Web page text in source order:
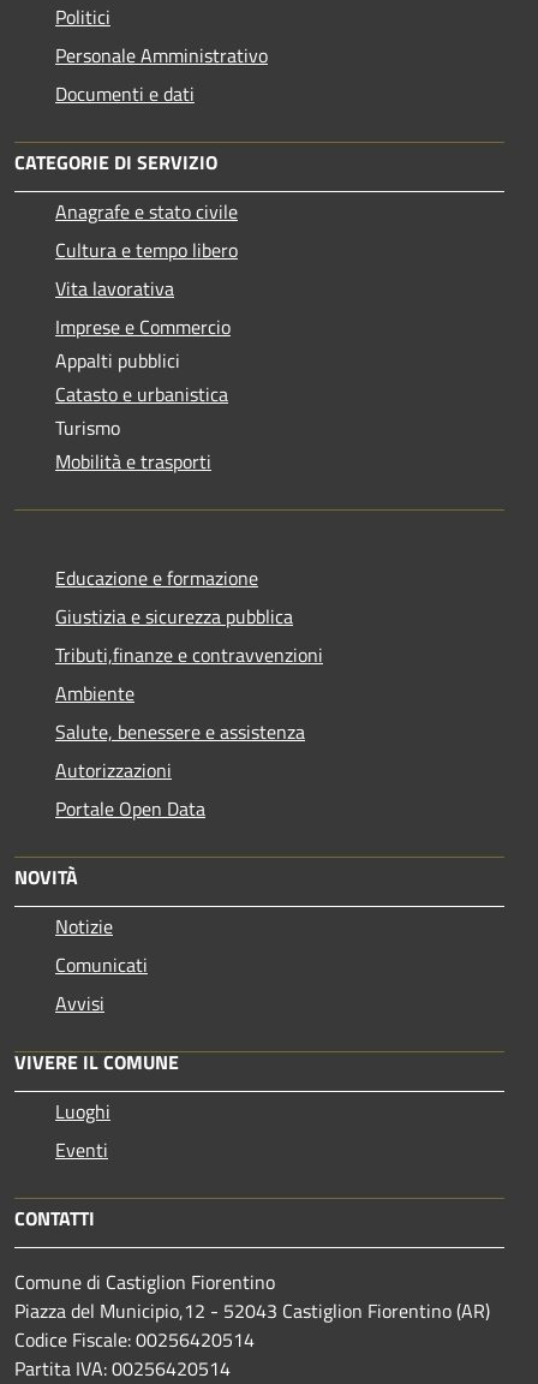
Politici
Personale Amministrativo
Documenti e dati
CATEGORIE DI SERVIZIO
Anagrafe e stato civile
Cultura e tempo libero
Vita lavorativa
Imprese e Commercio
Appalti pubblici
Catasto e urbanistica
Turismo
Mobilità e trasporti
Educazione e formazione
Giustizia e sicurezza pubblica
Tributi,finanze e contravvenzioni
Ambiente
Salute, benessere e assistenza
Autorizzazioni
Portale Open Data
NOVITÀ
Notizie
Comunicati
Avvisi
VIVERE IL COMUNE
Luoghi
Eventi
CONTATTI
Comune di Castiglion Fiorentino
Piazza del Municipio,12 - 52043 Castiglion Fiorentino (AR)
Codice Fiscale: 00256420514
Partita IVA: 00256420514